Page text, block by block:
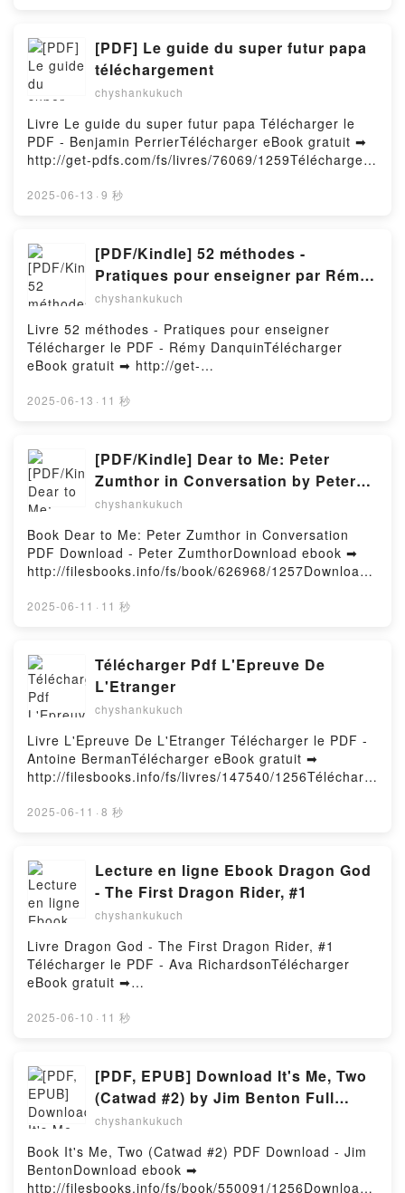
ÁNDALUS FRANCISCO DE BORJA GARCIA DUARTE
Epub VK, LA GASTRONOMÍA DE AL ÁNDALUS
FRANCISCO DE BORJA GARCIA DUARTE Descargar
gratisPowered by Firstory Hosting
en línea , TRES DÍAS DE JUNIO Anne Tyler
Audiolibro, TRES DÍAS DE JUNIO Anne Tyler VK,
TRES DÍAS DE JUNIO Anne Tyler Kindle, TRES DÍAS
DE JUNIO Anne Tyler Epub VK, TRES DÍAS DE
JUNIO Anne Tyler Descargar gratisPowered by
Firstory Hosting
[PDF] Le guide du super futur papa
téléchargement
chyshankukuch
Livre Le guide du super futur papa Télécharger le
PDF - Benjamin PerrierTélécharger eBook gratuit ➡
http://get-pdfs.com/fs/livres/76069/1259Télécharger
gratuit (PDF ePub Mobi) pan Benjamin Perrier.Le
guide du super futur papa Benjamin Perrier Lire en
ligne , Le guide du super futur papa Benjamin
Perrier Audiobook, Le guide du super futur papa
Benjamin Perrier VK, Le guide du super futur papa
Benjamin Perrier Kindle, Le guide du super futur
papa Benjamin Perrier Epub VK, Le guide du super
futur papa Benjamin Perrier Téléchargement
gratuitPowered by Firstory Hosting
2025-06-13 · 9 秒
[PDF/Kindle] 52 méthodes -
Pratiques pour enseigner par Rémy
Danquin
chyshankukuch
Livre 52 méthodes - Pratiques pour enseigner
Télécharger le PDF - Rémy DanquinTélécharger
eBook gratuit ➡ http://get-
ligne 52 méthodes - Pratiques pour enseigner Livre
PDF, 52 méthodes - Pratiques pour enseigner Rémy
Danquin Epub, 52 méthodes - Pratiques pour
enseigner Rémy Danquin Lire en ligne , 52 méthodes
- Pratiques pour enseigner Rémy Danquin
Audiobook, 52 méthodes - Pratiques pour enseigner
Rémy Danquin VK, 52 méthodes - Pratiques pour
enseigner Rémy Danquin Kindle, 52 méthodes -
Pratiques pour enseigner Rémy Danquin Epub VK,
52 méthodes - Pratiques pour enseigner Rémy
2025-06-13 · 11 秒
[PDF/Kindle] Dear to Me: Peter
Zumthor in Conversation by Peter
Zumthor
chyshankukuch
Book Dear to Me: Peter Zumthor in Conversation
PDF Download - Peter ZumthorDownload ebook ➡
http://filesbooks.info/fs/book/626968/1257Download
Conversation Free Book (PDF ePub Mobi) by Peter
Conversation Peter Zumthor Epub, Dear to Me: Peter
Zumthor in Conversation Peter Zumthor Read
Online, Dear to Me: Peter Zumthor in Conversation
Peter Zumthor Audiobook, Dear to Me: Peter
Zumthor in Conversation Peter Zumthor VK, Dear to
Me: Peter Zumthor in Conversation Peter Zumthor
Kindle, Dear to Me: Peter Zumthor in Conversation
Peter Zumthor Epub VK, Dear to Me: Peter Zumthor
in Conversation Peter Zumthor Free
2025-06-11 · 11 秒
Télécharger Pdf L'Epreuve De
L'Etranger
chyshankukuch
Livre L'Epreuve De L'Etranger Télécharger le PDF -
Antoine BermanTélécharger eBook gratuit ➡
http://filesbooks.info/fs/livres/147540/1256Télécharg
gratuit (PDF ePub Mobi) pan Antoine
L'Epreuve De L'Etranger Antoine Berman Lire en
ligne , L'Epreuve De L'Etranger Antoine Berman
Audiobook, L'Epreuve De L'Etranger Antoine Berman
VK, L'Epreuve De L'Etranger Antoine Berman Kindle,
L'Epreuve De L'Etranger Antoine Berman Epub VK,
L'Epreuve De L'Etranger Antoine Berman
Téléchargement gratuitPowered by Firstory Hosting
2025-06-11 · 8 秒
Lecture en ligne Ebook Dragon God
- The First Dragon Rider, #1
chyshankukuch
Livre Dragon God - The First Dragon Rider, #1
Télécharger le PDF - Ava RichardsonTélécharger
eBook gratuit ➡
rger ou lire en ligne Dragon God - The First Dragon
Ava Richardson PDF, Dragon God - The First Dragon
Rider, #1 Ava Richardson Epub, Dragon God - The
First Dragon Rider, #1 Ava Richardson Lire en ligne ,
Dragon God - The First Dragon Rider, #1 Ava
Richardson Audiobook, Dragon God - The First
Dragon Rider, #1 Ava Richardson VK, Dragon God -
The First Dragon Rider, #1 Ava Richardson Kindle,
2025-06-10 · 11 秒
[PDF, EPUB] Download It's Me, Two
(Catwad #2) by Jim Benton Full
Book
chyshankukuch
Book It's Me, Two (Catwad #2) PDF Download - Jim
BentonDownload ebook ➡
http://filesbooks.info/fs/book/550091/1256Download